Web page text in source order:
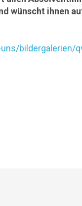
wünscht ihnen
bildergalerien/